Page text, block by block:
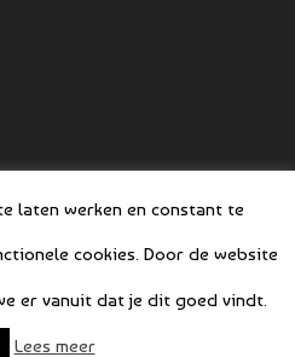
laten werken en constant te
cookies. Door de website
er vanuit dat je dit goed vindt.
Lees meer